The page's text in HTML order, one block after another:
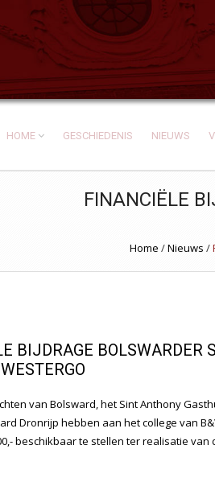
HOME GESCHIEDENIS NIEUWS
FINANCIËLE
Home /Nieuws /
BIJDRAGE
van Bolsward, het Sint Anthony
Dronrijp hebben aan het college van
beschikbaar te stellen ter realisatie